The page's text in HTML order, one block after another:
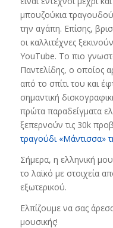
μπουζούκια
την αγάπη. Επίσης,
οι καλλιτέχνες
YouTube. Το πιο
Παντελίδης, ο οποίος
από το σπίτι του και
σημαντική
πρώτα παραδείγματα
ξεπερνούν τις 30k
τραγούδι «Μάντισσα»
Σήμερα, η ελληνική
το λαϊκό με στοιχεία
εξωτερικού.
Ελπίζουμε να σας
μουσικής!